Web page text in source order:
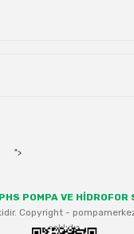
">
PHS POMPA VE
Copyright -
saklıdır.